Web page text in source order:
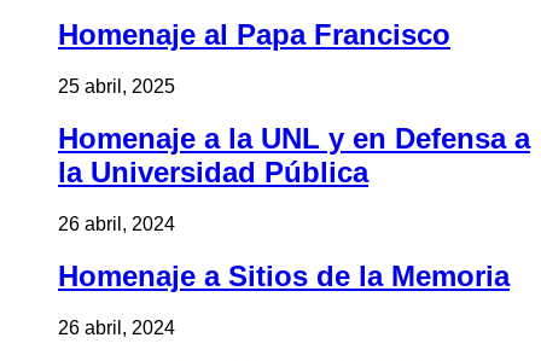
Homenaje al Papa Francisco
25 abril, 2025
Homenaje a la UNL y en Defensa a
la Universidad Pública
26 abril, 2024
Homenaje a Sitios de la Memoria
26 abril, 2024